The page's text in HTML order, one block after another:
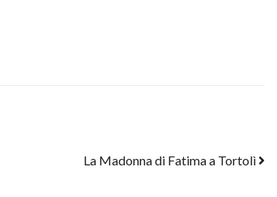
La Madonna di Fatima a Tortolì